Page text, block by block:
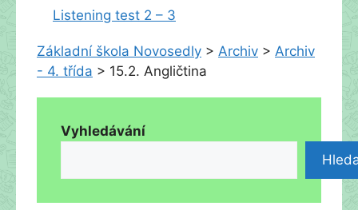
Listening test 2 – 3
Základní škola Novosedly > Archiv > Archiv
- 4. třída > 15.2. Angličtina
Vyhledávání